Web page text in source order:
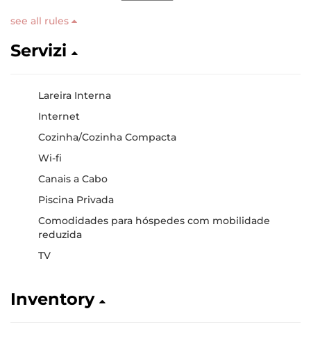
see all rules
Servizi
Lareira Interna
Internet
Cozinha/Cozinha Compacta
Wi-fi
Canais a Cabo
Piscina Privada
Comodidades para hóspedes com mobilidade
reduzida
TV
Inventory